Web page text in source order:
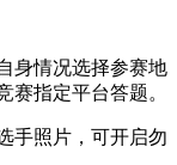
身情况选择参赛地
赛指定平台答题。
手照片，可开启勿